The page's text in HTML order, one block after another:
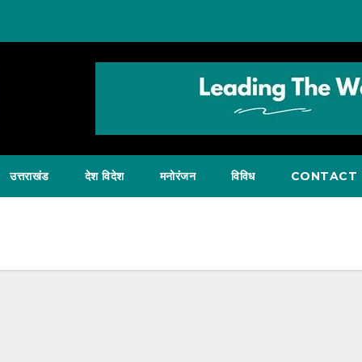
उत्तराखंड देश विदेश मनोरंजन विविध CONTACT